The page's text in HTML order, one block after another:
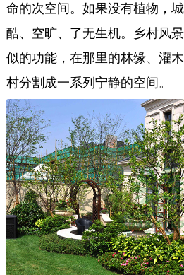
命的次空间。如果没有植物，
酷、空旷、了无生机。乡村风
似的功能，在那里的林缘、灌
村分割成一系列宁静的空间。